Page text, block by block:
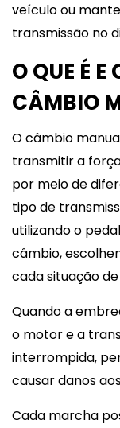
veículo ou
transmissão no
O QUE É
CÂMBIO
O câmbio
transmitir a
por meio de
tipo de
utilizando o
câmbio,
cada situação
Quando a
o motor e a
interrompida,
causar danos
Cada marcha